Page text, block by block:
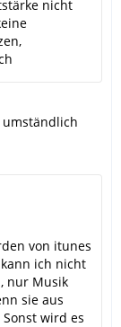
nicht
umständlich
von itunes
ich nicht
nur Musik
sie aus
wird es